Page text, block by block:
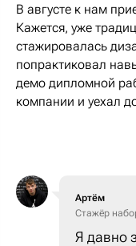
В августе к нам
Кажется, уже
стажировалась
попрактиковал
демо дипломной
компании и уехал
Артём
Стажёр
Я давно